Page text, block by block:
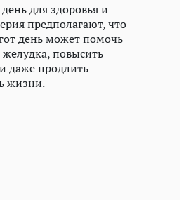
для здоровья и
предполагают, что
день может помочь
повысить
даже продлить
жизни.